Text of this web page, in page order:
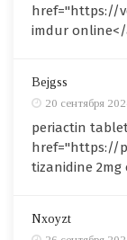
href="https://
imdur
Bejgss
20 сентября
periactin
href="https://
tizanidine
Nxoyzt